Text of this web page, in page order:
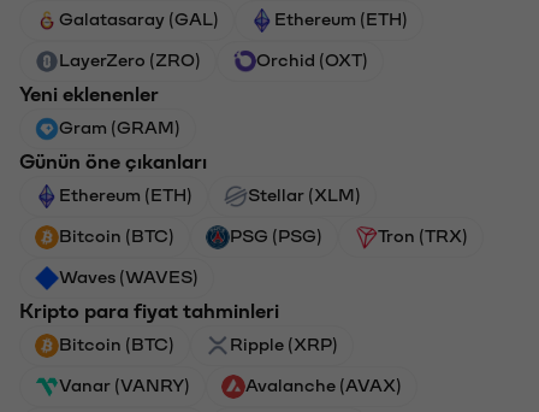
Galatasaray (GAL) Ethereum (ETH)
LayerZero (ZRO) Orchid (OXT)
Yeni eklenenler
Gram (GRAM)
Günün öne çıkanları
Ethereum (ETH) Stellar (XLM)
Bitcoin (BTC) PSG (PSG) Tron (TRX)
Waves (WAVES)
Kripto para fiyat tahminleri
Bitcoin (BTC) Ripple (XRP)
Vanar (VANRY) Avalanche (AVAX)